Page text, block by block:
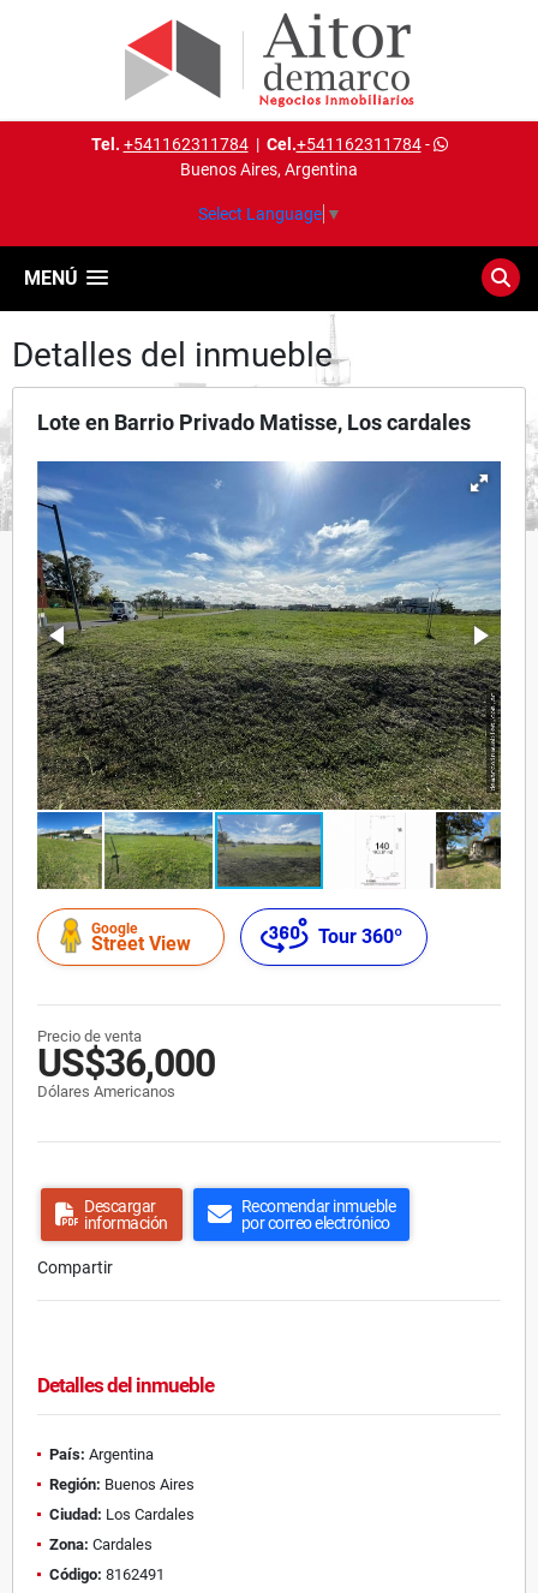
Tel. +541162311784| Cel.+541162311784-
Buenos Aires, Argentina
Select Language ▼
MENÚ
Detalles del inmueble
Lote en Barrio Privado Matisse, Los cardales
Google
Street View Tour 360º
Precio de venta
US$36,000
Dólares Americanos
Descargar
información
Recomendar inmueble
por correo electrónico
Compartir
Detalles del inmueble
País: Argentina
Región: Buenos Aires
Ciudad: Los Cardales
Zona: Cardales
Código: 8162491